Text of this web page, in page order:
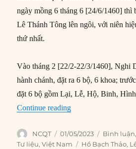
ngày mồng 6 tháng 6 [24/6/1460] thì
Lê Thánh Tông lên ngôi, với niên
thứ nhất.
Vào tháng 2 [22/2-22/3/1460], Nghi
hành chánh, đặt ra 6 bộ, 6 khoa;
đặt 6 bộ gồm Lại, Lễ, Hộ, Binh,
Continue reading“Lê Nghi Dân bị
Author
NCQT
Posted
on
01/05/2023 Categories
Bình luận,
Tư liệu,Việt Nam Tags
Hồ Bạch Thảo,